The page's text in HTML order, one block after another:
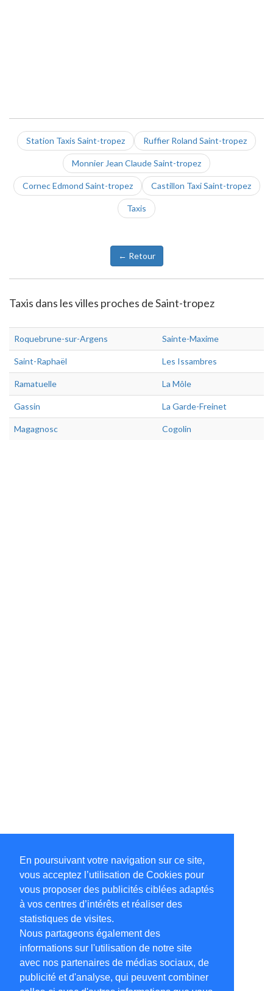
En poursuivant votre navigation sur ce site,
vous acceptez l’utilisation de Cookies pour
vous proposer des publicités ciblées adaptés
à vos centres d’intérêts et réaliser des
statistiques de visites.
Nous partageons également des
informations sur l'utilisation de notre site
avec nos partenaires de médias sociaux, de
publicité et d'analyse, qui peuvent combiner
Station Taxis Saint-tropez Ruffier Roland Saint-tropez
Monnier Jean Claude Saint-tropez
Cornec Edmond Saint-tropez Castillon Taxi Saint-tropez
Taxis
← Retour
Taxis dans les villes proches de Saint-tropez
Roquebrune-sur-Argens Sainte-Maxime
Saint-Raphaël Les Issambres
Ramatuelle La Môle
Gassin La Garde-Freinet
Magagnosc Cogolin